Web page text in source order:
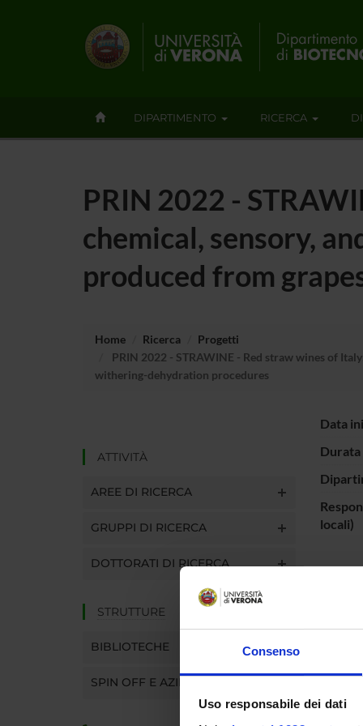
Consenso
Uso responsabile dei dati
DIPARTIMENTO RICERCA
PRIN 2022 -
chemical, sensory,
produced from
Home Ricerca
Progetti
PRIN 2022 - STRAWINE - Red straw wines of
withering-dehydration procedures
ATTIVITÀ
AREE DI RICERCA
GRUPPI DI RICERCA
DOTTORATI DI RICERCA
STRUTTURE
BIBLIOTECHE
SPIN OFF E AZIENDE
Data
Durata
locali)